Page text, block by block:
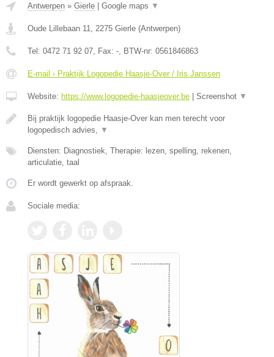
Antwerpen » Gierle | Google maps ▼
Oude Lillebaan 11 2275 Gierle (Antwerpen)
Tel: 0472 71 92 07 , Fax: - , BTW-nr: 0561846863
E-mail › Praktijk Logopedie Haasje-Over / Iris Janssen
Website: https://www.logopedie-haasjeover.be | Screenshot ▼
Bij praktijk logopedie Haasje-Over kan men terecht voor
logopedisch advies,
▼
Diensten: Diagnostiek, Therapie: lezen, spelling, rekenen,
articulatie, taal
Er wordt gewerkt op afspraak.
Sociale media: